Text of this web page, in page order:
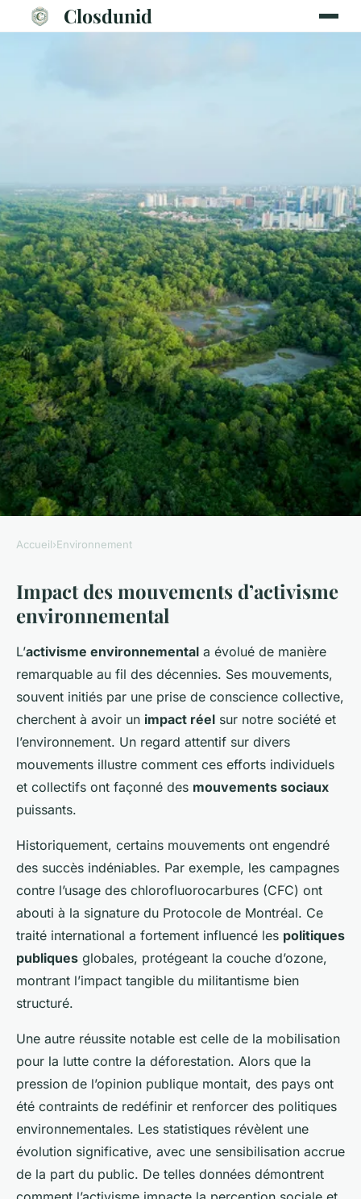
Closdunid
Activisme environnemental,
a-t-il un impact réel ?
Iris•20 décembre 2024•5 min de lecture
Accueil›Environnement
Impact des mouvements d’activisme
environnemental
L’activisme environnemental a évolué de manière
remarquable au fil des décennies. Ses mouvements,
souvent initiés par une prise de conscience collective,
cherchent à avoir un impact réel sur notre société et
l’environnement. Un regard attentif sur divers
mouvements illustre comment ces efforts individuels
et collectifs ont façonné des mouvements sociaux
puissants.
Historiquement, certains mouvements ont engendré
des succès indéniables. Par exemple, les campagnes
contre l’usage des chlorofluorocarbures (CFC) ont
abouti à la signature du Protocole de Montréal. Ce
traité international a fortement influencé les politiques
publiques globales, protégeant la couche d’ozone,
montrant l’impact tangible du militantisme bien
structuré.
Une autre réussite notable est celle de la mobilisation
pour la lutte contre la déforestation. Alors que la
pression de l’opinion publique montait, des pays ont
été contraints de redéfinir et renforcer des politiques
environnementales. Les statistiques révèlent une
évolution significative, avec une sensibilisation accrue
de la part du public. De telles données démontrent